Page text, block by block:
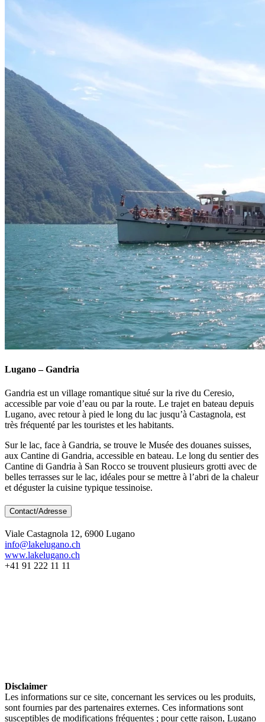
Lugano – Gandria
Gandria est un village romantique situé sur la rive du Ceresio,
accessible par voie d’eau ou par la route. Le trajet en bateau depuis
Lugano, avec retour à pied le long du lac jusqu’à Castagnola, est
très fréquenté par les touristes et les habitants.
Sur le lac, face à Gandria, se trouve le Musée des douanes suisses,
aux Cantine di Gandria, accessible en bateau. Le long du sentier des
Cantine di Gandria à San Rocco se trouvent plusieurs grotti avec de
belles terrasses sur le lac, idéales pour se mettre à l’abri de la chaleur
et déguster la cuisine typique tessinoise.
Contact/Adresse
Viale Castagnola 12, 6900 Lugano
info@lakelugano.ch
www.lakelugano.ch
+41 91 222 11 11
Disclaimer
Les informations sur ce site, concernant les services ou les produits,
sont fournies par des partenaires externes. Ces informations sont
susceptibles de modifications fréquentes ; pour cette raison, Lugano